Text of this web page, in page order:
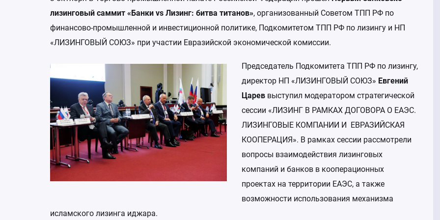
Фотогалерея
лизинговый саммит «Банки vs Лизинг: битва титанов», организованный Советом ТПП РФ по
финансово-промышленной и инвестиционной политике, Подкомитетом ТПП РФ по лизингу и НП
«ЛИЗИНГОВЫЙ СОЮЗ» при участии Евразийской экономической комиссии.
Председатель Подкомитета ТПП РФ по лизингу,
директор НП «ЛИЗИНГОВЫЙ СОЮЗ» Евгений
Царев выступил модератором стратегической
сессии «ЛИЗИНГ В РАМКАХ ДОГОВОРА О ЕАЭС.
ЛИЗИНГОВЫЕ КОМПАНИИ И ЕВРАЗИЙСКАЯ
КООПЕРАЦИЯ». В рамках сессии рассмотрели
вопросы взаимодействия лизинговых
компаний и банков в кооперационных
проектах на территории ЕАЭС, а также
возможности использования механизма
исламского лизинга иджара.